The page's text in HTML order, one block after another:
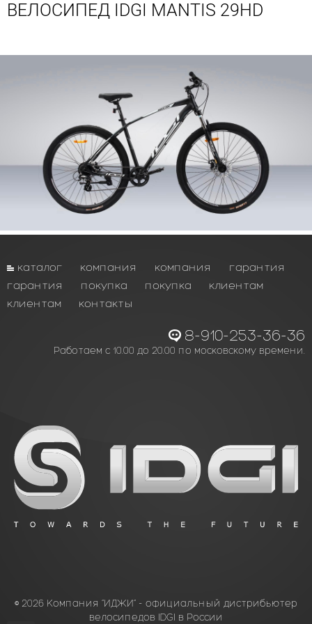
ВЕЛОСИПЕД IDGI MANTIS 29HD
каталог компания компания
гарантия
гарантия
покупка покупка
клиентам
клиентам
контакты
8-910-253-36-36
Работаем с 10.00 до 20.00 по московскому времени.
© 2026 Компания “ИДЖИ” - официальный дистрибьютер
велосипедов IDGI в России